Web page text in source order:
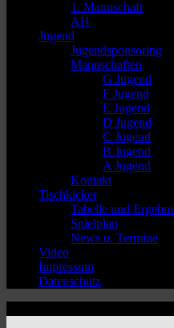
1. Mannschaft
AH
Jugend
Jugendsponsoring
Mannschaften
G Jugend
F Jugend
E Jugend
D Jugend
C Jugend
B Jugend
A Jugend
Kontakt
Tischkicker
Tabelle und
Spielplan
News u. Termine
Video
Impressum
Datenschutz